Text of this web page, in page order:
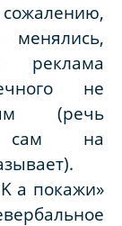
реклама
не
(речь
сам на
a покажи»